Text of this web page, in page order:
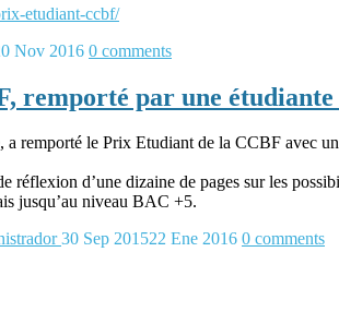
etudiant-ccbf/
Nov 2016 0 comments
remporté par une étudiante
remporté le Prix Etudiant de la CCBF avec
réflexion d’une dizaine de pages sur les
jusqu’au niveau BAC +5.
30 Sep 201522 Ene 2016 0 comments